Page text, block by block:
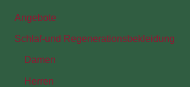
Angebote
Schlaf-und Regenerationsbekleidung
Damen
Herren